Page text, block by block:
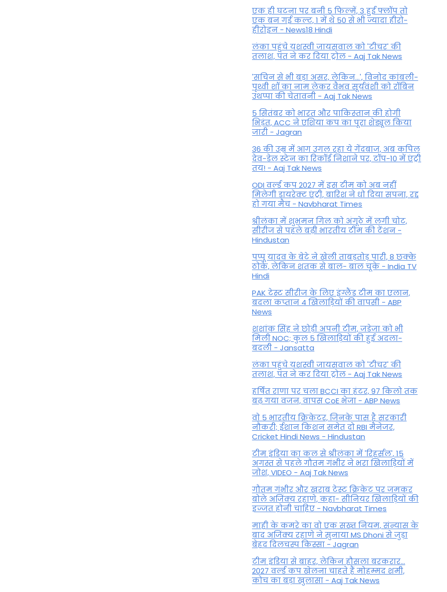
एक ही घटना पर बनी 5 फिल्में, 3 हुईं फ्लॉप तो
एक बन गई कल्ट, 1 में थे 50 से भी ज्यादा हीरो-
हीरोइन - News18 Hindi
लंका पहुंचे यशस्वी जायसवाल को 'टीचर' की
तलाश, पंत ने कर द‍िया ट्रोल - Aaj Tak News
'सचिन से भी बड़ा असर, लेकिन...', व‍िनोद कांबली-
पृथ्वी शॉ का नाम लेकर वैभव सूर्यवंशी को रॉबिन
उथप्पा की चेतावनी - Aaj Tak News
5 सितंबर को भारत और पाकिस्‍तान की होगी
भिड़ंत, ACC ने एशिया कप का पूरा शेड्यूल किया
जारी - Jagran
36 की उम्र में आग उगल रहा ये गेंदबाज, अब कपिल
देव-डेल स्टेन का रिकॉर्ड निशाने पर, टॉप-10 में एंट्री
तय! - Aaj Tak News
ODI वर्ल्ड कप 2027 में इस टीम को अब नहीं
मिलेगी डायरेक्ट एंट्री, बारिश ने धो दिया सपना, रद्द
हो गया मैच - Navbharat Times
श्रीलंका में शुभमन गिल को अंगूठे में लगी चोट,
सीरीज से पहले बढ़ी भारतीय टीम की टेंशन -
Hindustan
पप्पू यादव के बेटे ने खेली ताबड़तोड़ पारी, 8 छक्के
ठोके, लेकिन शतक से बाल- बाल चूके - India TV
Hindi
PAK टेस्ट सीरीज के लिए इंग्लैंड टीम का एलान,
बदला कप्तान 4 खिलाड़ियों की वापसी - ABP
News
शशांक सिंह ने छोड़ी अपनी टीम, जडेजा को भी
मिली NOC; कुल 5 खिलाड़ियों की हुई अदला-
बदली - Jansatta
लंका पहुंचे यशस्वी जायसवाल को 'टीचर' की
तलाश, पंत ने कर द‍िया ट्रोल - Aaj Tak News
हर्षित राणा पर चला BCCI का हंटर, 97 किलो तक
बढ़ गया वजन, वापस CoE भेजा - ABP News
वो 5 भारतीय क्रिकेटर, जिनके पास है सरकारी
नौकरी; ईशान किशन समेत दो RBI मैनेजर,
Cricket Hindi News - Hindustan
टीम इंडिया का कल से श्रीलंका में 'रिहर्सल', 15
अगस्त से पहले गौतम गंभीर ने भरा ख‍िलाड़‍ियों में
जोश, VIDEO - Aaj Tak News
गौतम गंभीर और खराब टेस्ट क्रिकेट पर जमकर
बोले अजिंक्य रहाणे, कहा- सीनियर खिलाड़ियों की
इज्जत होनी चाहिए - Navbharat Times
माही के कमरे का वो एक सख्त नियम, संन्यास के
बाद अजिंक्‍य रहाणे ने सुनाया MS Dhoni से जुड़ा
बेहद दिलचस्प किस्सा - Jagran
टीम इंडिया से बाहर, लेकिन हौसला बरकरार...
2027 वर्ल्ड कप खेलना चाहते हैं मोहम्मद शमी,
कोच का बड़ा खुलासा - Aaj Tak News